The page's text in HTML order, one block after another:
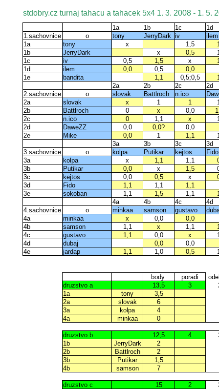
stdobry.cz turnaj tahacu a tahacek 5x4 1. 3. 2008 - 1. 5.
1a 1b 1c
1d
1.sachovnice
o tony JerryDark iv
ilem
1a
tony x 1,5
1b
JerryDark x 0,5
1c
iv 0,5 1,5 x
1d
ilem 0,0 0,5
0,0
1e
bandita 1,1 0,5;0,5
2a
2b 2c
2d
2.sachovnice
o slovak Battlroch n.ico
2a
slovak x 1 1
2b
Battlroch 0 x 0,0
2c
n.ico 0 1,1 x
2d
DaweZZ 0,0 0,0?
0,0
2e
Mike 0,0 1 1,1
3a
3b 3c
3d
3.sachovnice
o kolpa Putikar kejtos
Fido
3a
kolpa x 1,1 1,1
3b
Putikar 0,0 x 1,5
3c
kejtos 0,0 0,5 x
3d
Fido 1,1 1,1
1,1
3e
sokoban 1,1 1,5 1,1
4a
4b 4c
4d
4.sachovnice
o minkaa samson gustavo
4a
minkaa x 0,0
0,0
4b
samson 1,1 x 1,1
4c
gustavo 1,1 0,0 x
4d
dubaj 0,0
0,0
4e
jardap 1,1 1,0 0,5
body poradi
druzstvo a
13,5 3
1a
tony
3,5
2a
slovak
6
3a
kolpa
4
4a
minkaa 0
druzstvo b 12,5 4
1b
JerryDark
2
2b
Battlroch
2
3b
Putikar
1,5
4b
samson 7
druzstvo c 15 2